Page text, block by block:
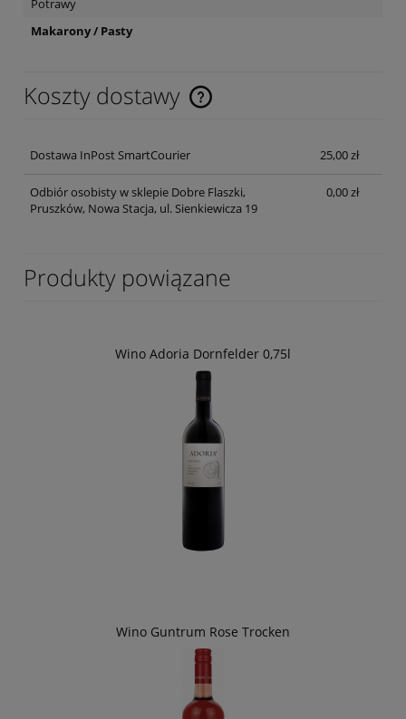
Makarony / Pasty
Koszty dostawy
Cena nie zawiera ewentualnych kosztów płatności
Dostawa InPost SmartCourier 25,00 zł
Odbiór osobisty w sklepie Dobre Flaszki,
Pruszków, Nowa Stacja, ul. Sienkiewicza 19
0,00 zł
Produkty powiązane
Wino Adoria Dornfelder 0,75l
Wino Guntrum Rose Trocken